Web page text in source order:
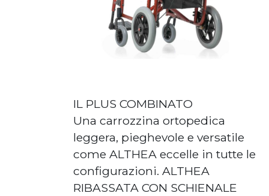
IL PLUS COMBINATO
Una carrozzina ortopedica
leggera, pieghevole e versatile
come ALTHEA eccelle in tutte le
configurazioni. ALTHEA
RIBASSATA CON SCHIENALE